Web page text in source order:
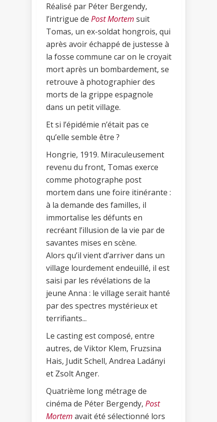
Réalisé par Péter Bergendy,
l’intrigue de Post Mortem suit
Tomas, un ex-soldat hongrois, qui
après avoir échappé de justesse à
la fosse commune car on le croyait
mort après un bombardement, se
retrouve à photographier des
morts de la grippe espagnole
dans un petit village.
Et si l’épidémie n’était pas ce
qu’elle semble être ?
Hongrie, 1919. Miraculeusement
revenu du front, Tomas exerce
comme photographe post
mortem dans une foire itinérante :
à la demande des familles, il
immortalise les défunts en
recréant l’illusion de la vie par de
savantes mises en scène.
Alors qu’il vient d’arriver dans un
village lourdement endeuillé, il est
saisi par les révélations de la
jeune Anna : le village serait hanté
par des spectres mystérieux et
terrifiants...
Le casting est composé, entre
autres, de Viktor Klem, Fruzsina
Hais, Judit Schell, Andrea Ladányi
et Zsolt Anger.
Quatrième long métrage de
cinéma de Péter Bergendy, Post
Mortem avait été sélectionné lors